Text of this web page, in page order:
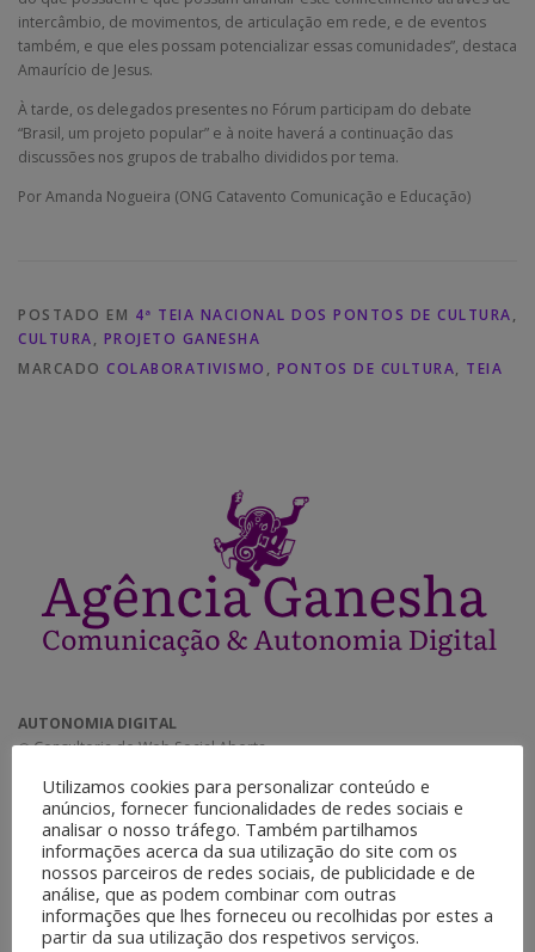
intercâmbio, de movimentos, de articulação em rede, e de eventos
também, e que eles possam potencializar essas comunidades”, destaca
Amaurício de Jesus.
À tarde, os delegados presentes no Fórum participam do debate
“Brasil, um projeto popular” e à noite haverá a continuação das
discussões nos grupos de trabalho divididos por tema.
Por Amanda Nogueira (ONG Catavento Comunicação e Educação)
POSTADO EM 4ª TEIA NACIONAL DOS PONTOS DE CULTURA,
CULTURA, PROJETO GANESHA
MARCADO COLABORATIVISMO , PONTOS DE CULTURA, TEIA
AUTONOMIA DIGITAL
◉ Consultoria de Web Social Aberta.
◉ Plataforma para acervos digitais.
◉ SistemaS de mensageria.
◉ Sistema Nexcloud para
DESENVOLVIMENTO E MANUTENÇÃO DE SITES
◉ Criação e instalação de layouts.
Utilizamos cookies para personalizar conteúdo e
anúncios, fornecer funcionalidades de redes sociais e
analisar o nosso tráfego. Também partilhamos
informações acerca da sua utilização do site com os
nossos parceiros de redes sociais, de publicidade e de
análise, que as podem combinar com outras
informações que lhes forneceu ou recolhidas por estes a
partir da sua utilização dos respetivos serviços.